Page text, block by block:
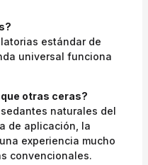
estándar de
universal funciona
otras ceras?
naturales del
de aplicación, la
experiencia mucho
convencionales.